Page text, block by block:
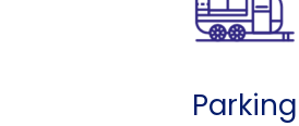
Parking